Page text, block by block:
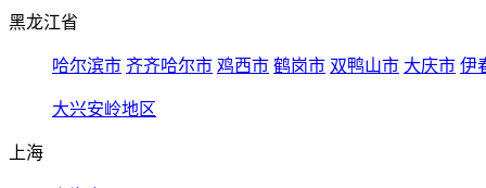
黑龙江省
哈尔滨市 齐齐哈尔市 鸡西市 鹤岗市 双鸭山市 大庆市 伊
大兴安岭地区
上海